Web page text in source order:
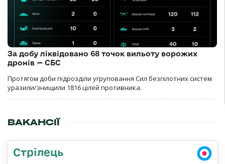
За добу ліквідовано 68 точок вильоту ворожих
дронів — СБС
Протягом доби підрозділи угруповання Сил безпілотних систем
уразили/знищили 1816 цілей противника.
ВАКАНСІЇ
Стрілець